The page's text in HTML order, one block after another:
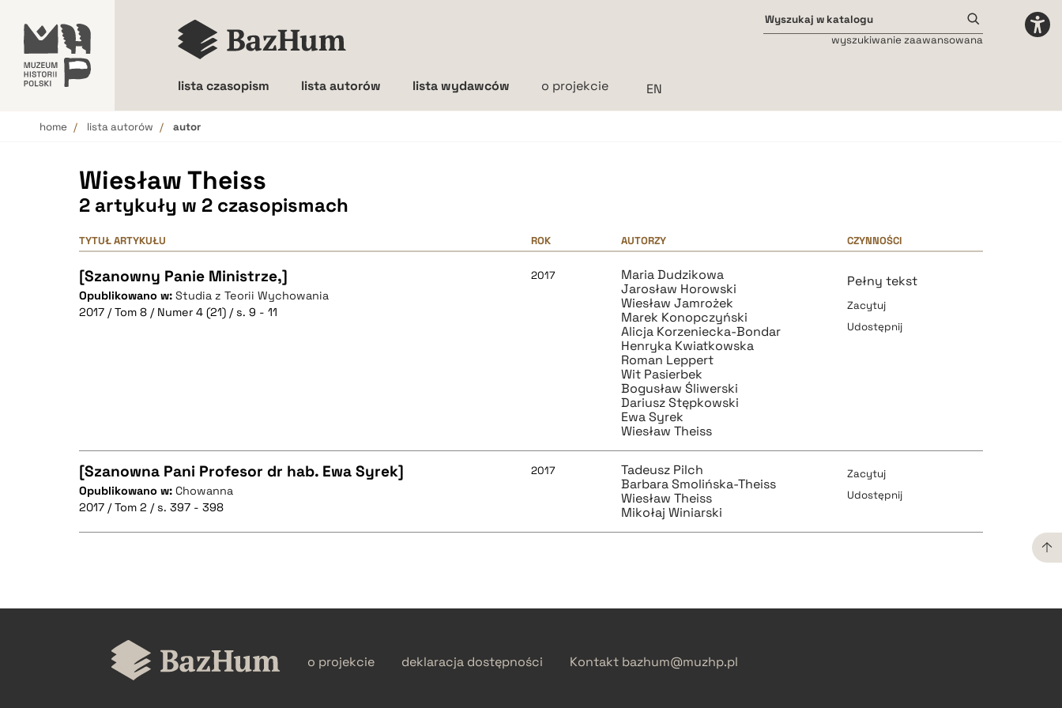
lista czasopism lista autorów lista wydawców o projekcie
wyszukiwanie zaawansowana
home lista autorów autor
Wiesław Theiss
2 artykuły w 2 czasopismach
TYTUŁ ARTYKUŁU ROK AUTORZY CZYNNOŚCI
[Szanowny Panie Ministrze,]
Opublikowano w: Studia z Teorii Wychowania
2017 / Tom 8 / Numer 4 (21) / s. 9 - 11
2017
Maria Dudzikowa
Jarosław Horowski
Wiesław Jamrożek
Marek Konopczyński
Alicja Korzeniecka-Bondar
Henryka Kwiatkowska
Roman Leppert
Wit Pasierbek
Bogusław Śliwerski
Dariusz Stępkowski
Ewa Syrek
Wiesław Theiss
Pełny tekst
Zacytuj
Udostępnij
CZYSTY TEKST
[Szanowna Pani Profesor dr hab. Ewa Syrek]
Opublikowano w: Chowanna
2017 / Tom 2 / s. 397 - 398
2017
Tadeusz Pilch
Barbara Smolińska-Theiss
Wiesław Theiss
Mikołaj Winiarski
Zacytuj
Udostępnij
BIBTEX
o projekcie deklaracja dostępności Kontakt bazhum@muzhp.pl